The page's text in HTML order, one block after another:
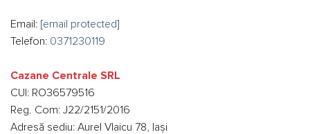
Email: [email protected]
Telefon: 0371230119
Cazane Centrale SRL
CUI: RO36579516
Reg. Com: J22/2151/2016
Adresă sediu: Aurel Vlaicu 78, Iași